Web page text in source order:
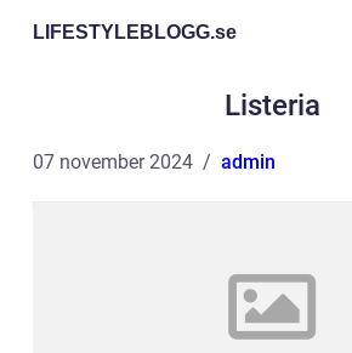
LIFESTYLEBLOGG.se
Listeria
07 november 2024 admin